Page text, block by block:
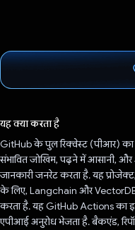
यह क्या करता है
GitHub के पुल रिक्वेस्ट (पीआर) का
संभावित जोखिम, पढ़ने में आसानी, और
जानकारी जनरेट करता है. यह
के लिए, Langchain और
करता है. यह GitHub Actions का
एपीआई अनुरोध भेजता है. बैकएंड,